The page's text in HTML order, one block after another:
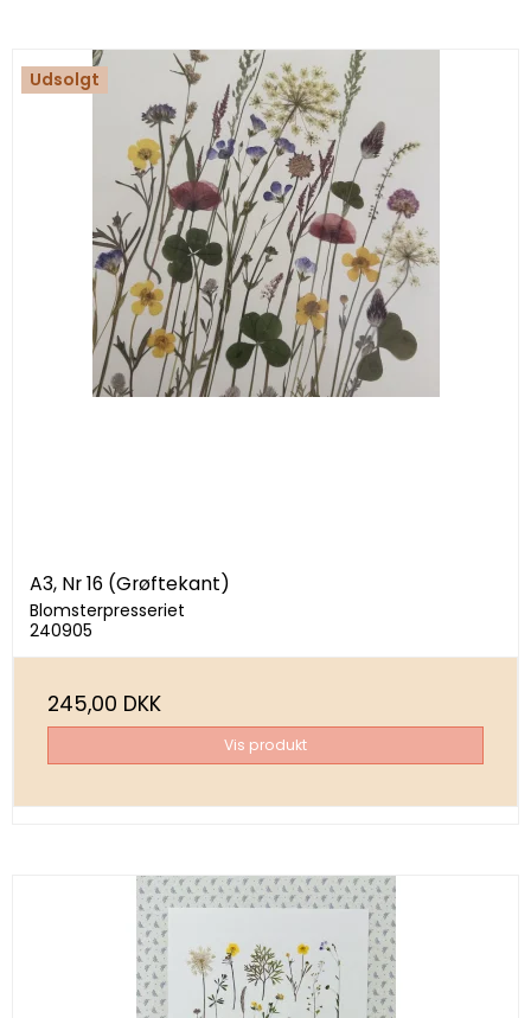
Udsolgt
A3, Nr 16 (Grøftekant)
Blomsterpresseriet
240905
245,00 DKK
Vis produkt